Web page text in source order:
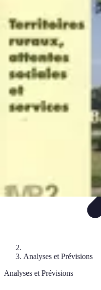
Tendances Actualités et Résultats
ChampionnatsCompétitions
Volley Actu
Analyses et Prévisions
Analyses et Prévisions